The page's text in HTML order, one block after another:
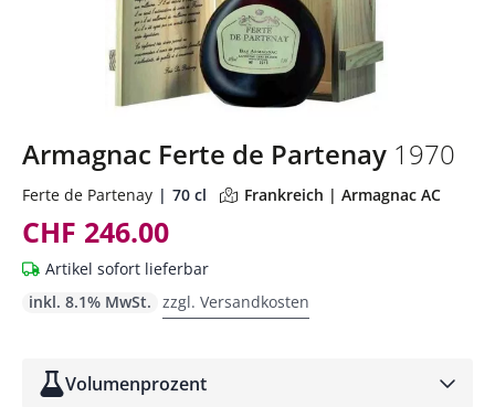
Armagnac Ferte de Partenay 1970
Ferte de Partenay 70 cl Frankreich | Armagnac AC
CHF 246.00
Artikel sofort lieferbar
inkl. 8.1% MwSt. zzgl. Versandkosten
Volumenprozent